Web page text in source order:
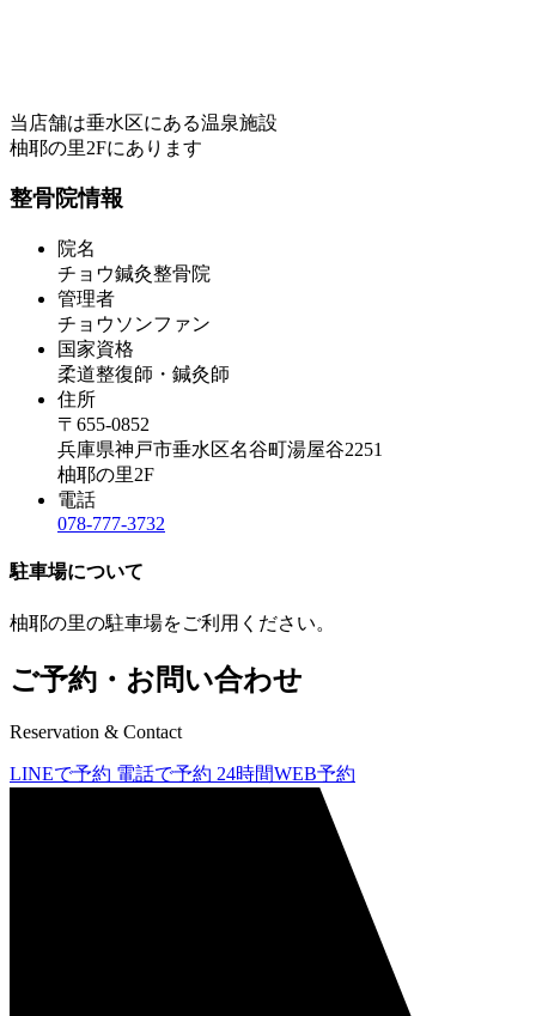
当店舗は垂水区にある温泉施設
柚耶の里2Fにあります
整骨院情報
院名
チョウ鍼灸整骨院
管理者
チョウソンファン
国家資格
柔道整復師・鍼灸師
住所
〒655-0852
兵庫県神戸市垂水区名谷町湯屋谷2251
柚耶の里2F
電話
078-777-3732
駐車場について
柚耶の里の駐車場をご利用ください。
ご予約・お問い合わせ
Reservation & Contact
LINEで予約 電話で予約 24時間WEB予約